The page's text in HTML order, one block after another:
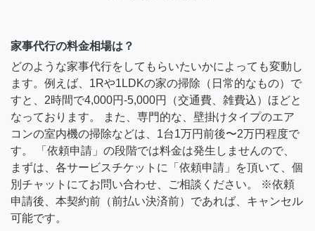
家事代行の料金相場は？
どのような家事代行をしてもらいたいかによっても変動し
ます。例えば、1Rや1LDKの家の掃除（日常的なもの）で
すと、2時間で4,000円-5,000円（交通費、雑費込）ほどと
なっております。 また、専門的な、壁掛けタイプのエア
コンの室内機の掃除などは、1台1万円前後〜2万円程度で
す。 「依頼申請」の段階では料金は発生しませんので、
まずは、各サービスチケットに「依頼申請」を頂いて、個
別チャットにてお問い合わせ、ご相談ください。 ※依頼
申請後、本契約前（前払い決済前）であれば、キャンセル
可能です。